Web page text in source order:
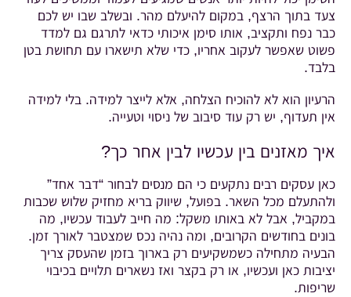
צעד בתוך הרצף, במקום להיעלם מהר. ובשלב שבו יש לכם
כבר נפח ותקציב, אותו סימן איכותי כדאי לתרגם גם למדד
פשוט שאפשר לעקוב אחריו, כדי שלא תישארו עם תחושת בטן
בלבד.
הרעיון הוא לא להוכיח הצלחה, אלא לייצר למידה. בלי למידה
אין תעדוף, יש רק עוד סיבוב של ניסוי וטעייה.
איך מאזנים בין עכשיו לבין אחר כך?
כאן עסקים רבים נתקעים כי הם מנסים לבחור “דבר אחד”
ולהתעלם מכל השאר. בפועל, שיווק בריא מחזיק שלוש שכבות
במקביל, אבל לא באותו משקל: מה חייב לעבוד עכשיו, מה
בונים בחודשים הקרובים, ומה נהיה נכס שמצטבר לאורך זמן.
הבעיה מתחילה כשמשקיעים רק בארוך בזמן שהעסק צריך
יציבות כאן ועכשיו, או רק בקצר ואז נשארים תלויים בכיבוי
שריפות.